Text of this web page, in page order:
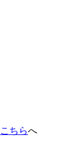
こちらへ